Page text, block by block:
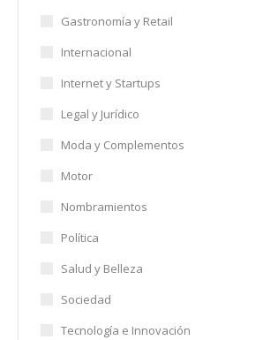
Gastronomía y Retail
Internacional
Internet y Startups
Legal y Jurídico
Moda y Complementos
Motor
Nombramientos
Política
Salud y Belleza
Sociedad
Tecnología e Innovación